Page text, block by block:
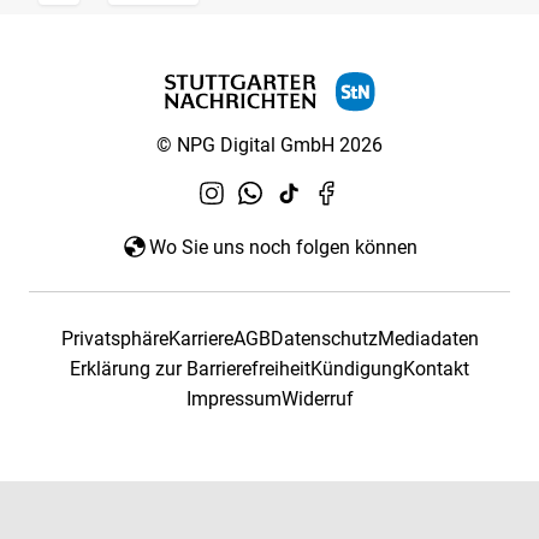
© NPG Digital GmbH 2026
Wo Sie uns noch folgen können
PrivatsphäreKarriereAGBDatenschutzMediadaten
Erklärung zur BarrierefreiheitKündigungKontakt
ImpressumWiderruf